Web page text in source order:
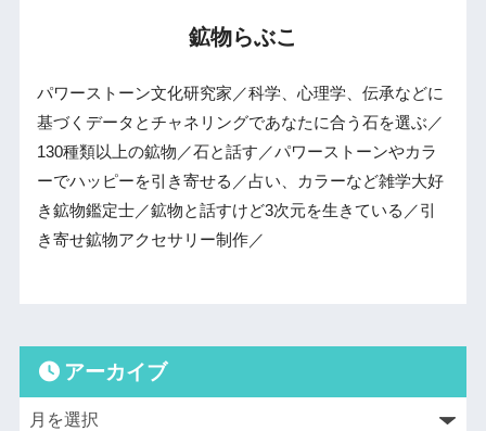
鉱物らぶこ
パワーストーン文化研究家／科学、心理学、伝承などに
基づくデータとチャネリングであなたに合う石を選ぶ／
130種類以上の鉱物／石と話す／パワーストーンやカラ
ーでハッピーを引き寄せる／占い、カラーなど雑学大好
き鉱物鑑定士／鉱物と話すけど3次元を生きている／引
き寄せ鉱物アクセサリー制作／
アーカイブ